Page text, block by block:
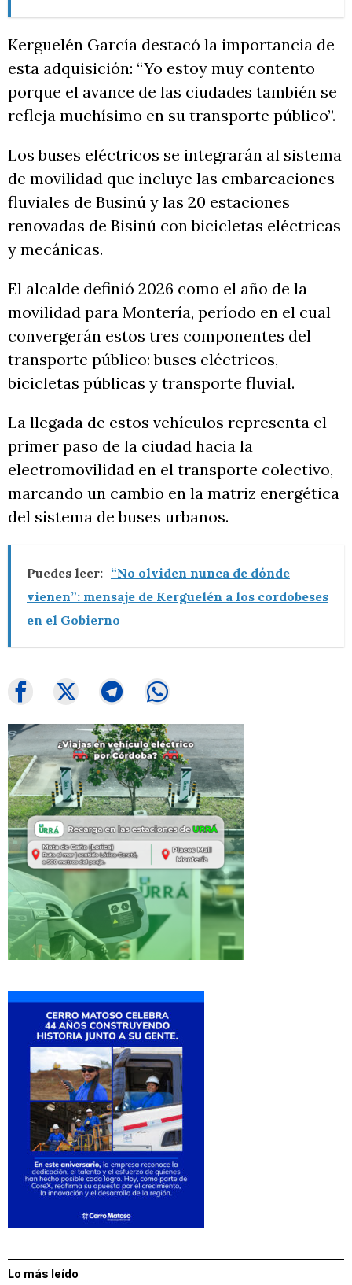
Kerguelén García destacó la importancia de
esta adquisición: “Yo estoy muy contento
porque el avance de las ciudades también se
refleja muchísimo en su transporte público”.
Los buses eléctricos se integrarán al sistema
de movilidad que incluye las embarcaciones
fluviales de Businú y las 20 estaciones
renovadas de Bisinú con bicicletas eléctricas
y mecánicas.
El alcalde definió 2026 como el año de la
movilidad para Montería, período en el cual
convergerán estos tres componentes del
transporte público: buses eléctricos,
bicicletas públicas y transporte fluvial.
La llegada de estos vehículos representa el
primer paso de la ciudad hacia la
electromovilidad en el transporte colectivo,
marcando un cambio en la matriz energética
del sistema de buses urbanos.
Puedes leer: “No olviden nunca de dónde
vienen”: mensaje de Kerguelén a los cordobeses
en el Gobierno
Lo más leído